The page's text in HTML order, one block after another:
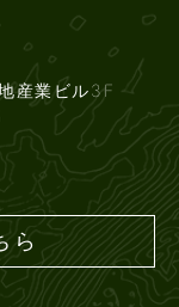
産業ビル3F
ら